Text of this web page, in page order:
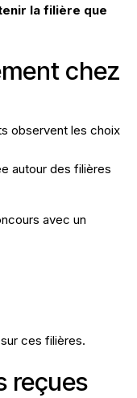
la filière que
chez
observent les choix
autour des filières
avec un
ces filières.
reçues